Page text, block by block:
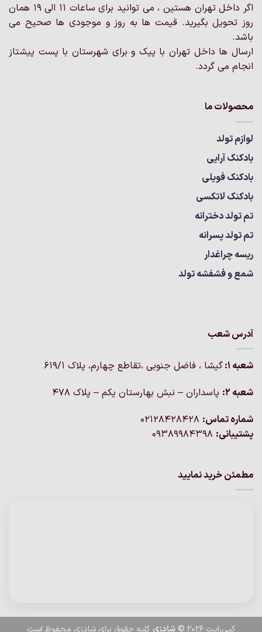
اگر داخل تهران هستین ، می توانید برای ساعات 11 الی 19 همان
روز تحویل بگیرید. قیمت ها به روز و موجودی ها صحیح می
باشد.
ارسال ها داخل تهران با پیک و برای شهرستان با پست پیشتاز
انجام می گردد.
محصولات ما
لوازم تولد
بادکنک آرایی
بادکنک فویلی
بادکنک لاتکسی
تم تولد دخترانه
تم تولد پسرانه
ریسه چراغدار
شمع و فشفشه تولد
آدرس شعب
شعبه 1:
گيشا ، فاضل جنوبی ،تقاطع چهارم، پلاک 619/1
شعبه 2:
پاسداران – نبش بهارستان یکم – پلاک ۴۷۸
شماره تماس:
پشتیبانی:
مطمئن خرید نمایید
کپی‌رایت 2026 © شادزی کلیه حقوق برای شادزی محفوظ است